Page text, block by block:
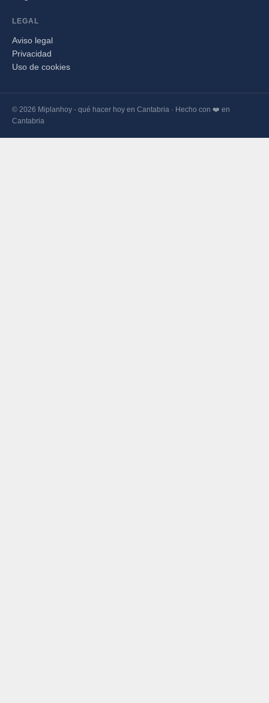
LEGAL
Aviso legal
Privacidad
Uso de cookies
© 2026 Miplanhoy - qué hacer hoy en Cantabria · Hecho con ❤️ en
Cantabria